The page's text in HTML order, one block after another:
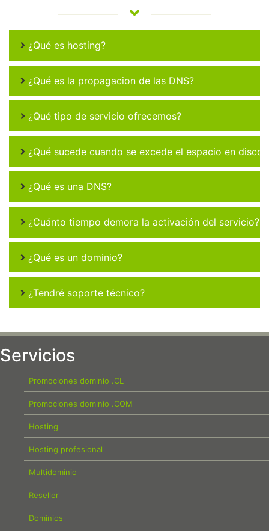
¿Qué es hosting?
¿Qué es la propagacion de las DNS?
¿Qué tipo de servicio ofrecemos?
¿Qué sucede cuando se excede el espacio en disco
¿Qué es una DNS?
¿Cuánto tiempo demora la activación del servicio?
¿Qué es un dominio?
¿Tendré soporte técnico?
Servicios
Promociones dominio .CL
Promociones dominio .COM
Hosting
Hosting profesional
Multidominio
Reseller
Dominios